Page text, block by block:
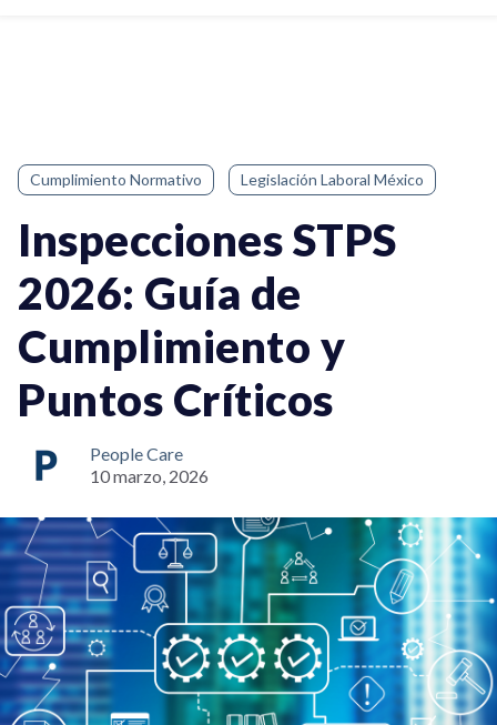
Cumplimiento Normativo Legislación Laboral México
Inspecciones STPS
2026: Guía de
Cumplimiento y
Puntos Críticos
People Care
10 marzo, 2026